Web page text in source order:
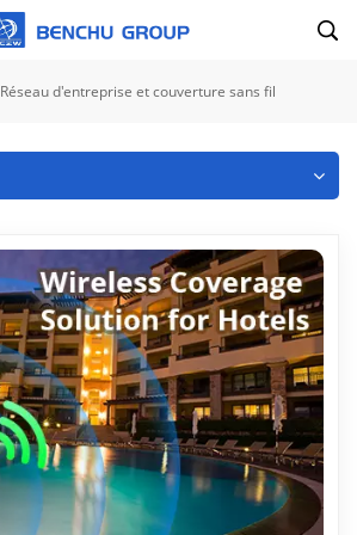
Réseau d'entreprise et couverture sans fil